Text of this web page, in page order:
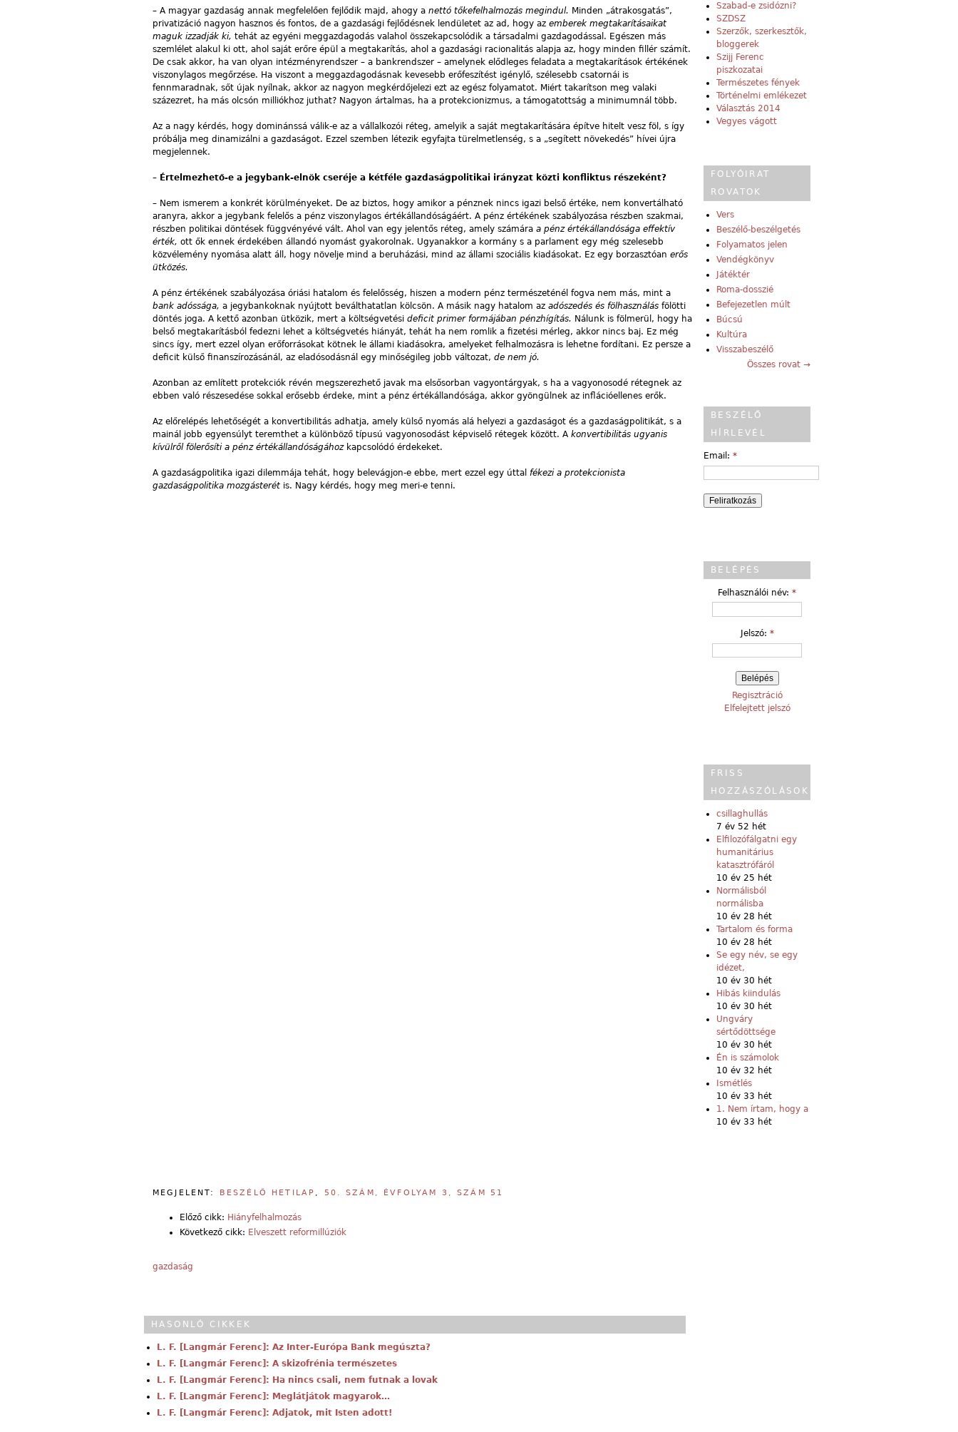
– A magyar gazdaság annak megfelelően fejlődik majd, ahogy a nettó tőkefelhalmozás megindul. Minden „átrakosgatás”,
privatizáció nagyon hasznos és fontos, de a gazdasági fejlődésnek lendületet az ad, hogy az emberek megtakarításaikat
maguk izzadják ki, tehát az egyéni meggazdagodás valahol összekapcsolódik a társadalmi gazdagodással. Egészen más
szemlélet alakul ki ott, ahol saját erőre épül a megtakarítás, ahol a gazdasági racionalitás alapja az, hogy minden fillér számít.
De csak akkor, ha van olyan intézményrendszer – a bankrendszer – amelynek elődleges feladata a megtakarítások értékének
viszonylagos megőrzése. Ha viszont a meggazdagodásnak kevesebb erőfeszítést igénylő, szélesebb csatornái is
fennmaradnak, sőt újak nyílnak, akkor az nagyon megkérdőjelezi ezt az egész folyamatot. Miért takarítson meg valaki
százezret, ha más olcsón milliókhoz juthat? Nagyon ártalmas, ha a protekcionizmus, a támogatottság a minimumnál több.
Az a nagy kérdés, hogy dominánssá válik-e az a vállalkozói réteg, amelyik a saját megtakarítására építve hitelt vesz föl, s így
próbálja meg dinamizálni a gazdaságot. Ezzel szemben létezik egyfajta türelmetlenség, s a „segített növekedés” hívei újra
megjelennek.
– Értelmezhető-e a jegybank-elnök cseréje a kétféle gazdaságpolitikai irányzat közti konfliktus részeként?
– Nem ismerem a konkrét körülményeket. De az biztos, hogy amikor a pénznek nincs igazi belső értéke, nem konvertálható
aranyra, akkor a jegybank felelős a pénz viszonylagos értékállandóságáért. A pénz értékének szabályozása részben szakmai,
részben politikai döntések függvényévé vált. Ahol van egy jelentős réteg, amely számára a pénz értékállandósága effektív
érték, ott ők ennek érdekében állandó nyomást gyakorolnak. Ugyanakkor a kormány s a parlament egy még szelesebb
közvélemény nyomása alatt áll, hogy növelje mind a beruházási, mind az állami szociális kiadásokat. Ez egy borzasztóan erős
ütközés.
A pénz értékének szabályozása óriási hatalom és felelősség, hiszen a modern pénz természeténél fogva nem más, mint a
bank adóssága, a jegybankoknak nyújtott beválthatatlan kölcsön. A másik nagy hatalom az adószedés és fölhasználás fölötti
döntés joga. A kettő azonban ütközik, mert a költségvetési deficit primer formájában pénzhígítás. Nálunk is fölmerül, hogy ha
belső megtakarításból fedezni lehet a költségvetés hiányát, tehát ha nem romlik a fizetési mérleg, akkor nincs baj. Ez még
sincs így, mert ezzel olyan erőforrásokat kötnek le állami kiadásokra, amelyeket felhalmozásra is lehetne fordítani. Ez persze a
deficit külső finanszírozásánál, az eladósodásnál egy minőségileg jobb változat, de nem jó.
Azonban az említett protekciók révén megszerezhető javak ma elsősorban vagyontárgyak, s ha a vagyonosodé rétegnek az
ebben való részesedése sokkal erősebb érdeke, mint a pénz értékállandósága, akkor gyöngülnek az inflációellenes erők.
Az előrelépés lehetőségét a konvertibilitás adhatja, amely külső nyomás alá helyezi a gazdaságot és a gazdaságpolitikát, s a
mainál jobb egyensúlyt teremthet a különböző típusú vagyonosodást képviselő rétegek között. A konvertibilitás ugyanis
kívülről fölerősíti a pénz értékállandóságához kapcsolódó érdekeket.
A gazdaságpolitika igazi dilemmája tehát, hogy belevágjon-e ebbe, mert ezzel egy úttal fékezi a protekcionista
gazdaságpolitika mozgásterét is. Nagy kérdés, hogy meg meri-e tenni.
MEGJELENT: BESZÉLŐ HETILAP 50. SZÁM, ÉVFOLYAM 3, SZÁM 51
Előző cikk: Hiányfelhalmozás
Következő cikk: Elveszett reformillúziók
gazdaság
HASONLÓ CIKKEK
L. F. [Langmár Ferenc]: Az Inter-Európa Bank megúszta?
L. F. [Langmár Ferenc]: A skizofrénia természetes
L. F. [Langmár Ferenc]: Ha nincs csali, nem futnak a lovak
L. F. [Langmár Ferenc]: Meglátjátok magyarok…
L. F. [Langmár Ferenc]: Adjatok, mit Isten adott!
Szabad-e zsidózni?
SZDSZ
Szerzők, szerkesztők,
bloggerek
Szijj Ferenc
piszkozatai
Természetes fények
Történelmi emlékezet
Választás 2014
Vegyes vágott
FOLYÓIRAT
ROVATOK
Vers
Beszélő-beszélgetés
Folyamatos jelen
Vendégkönyv
Játéktér
Roma-dosszié
Befejezetlen múlt
Búcsú
Kultúra
Visszabeszélő
Összes rovat →
BESZÉLŐ
HÍRLEVÉL
Email: *
BELÉPÉS
Felhasználói név: *
Jelszó: *
Regisztráció
Elfelejtett jelszó
FRISS
HOZZÁSZÓLÁSOK
csillaghullás
7 év 52 hét
Elfilozófálgatni egy
humanitárius
katasztrófáról
10 év 25 hét
Normálisból
normálisba
10 év 28 hét
Tartalom és forma
10 év 28 hét
Se egy név, se egy
idézet,
10 év 30 hét
Hibás kiindulás
10 év 30 hét
Ungváry
sértődöttsége
10 év 30 hét
Én is számolok
10 év 32 hét
Ismétlés
10 év 33 hét
1. Nem írtam, hogy a
10 év 33 hét